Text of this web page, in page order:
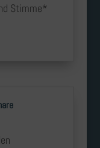
Stimme*